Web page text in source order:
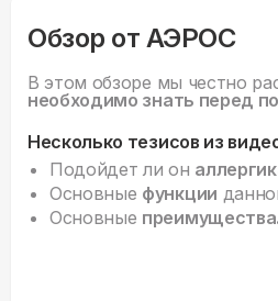
Обзор от АЭРОС
В этом обзоре мы честно
необходимо знать перед
Несколько тезисов из
Подойдет ли он
Основные функции
Основные преимущества.